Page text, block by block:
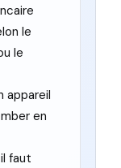
le
le
appareil
en
faut